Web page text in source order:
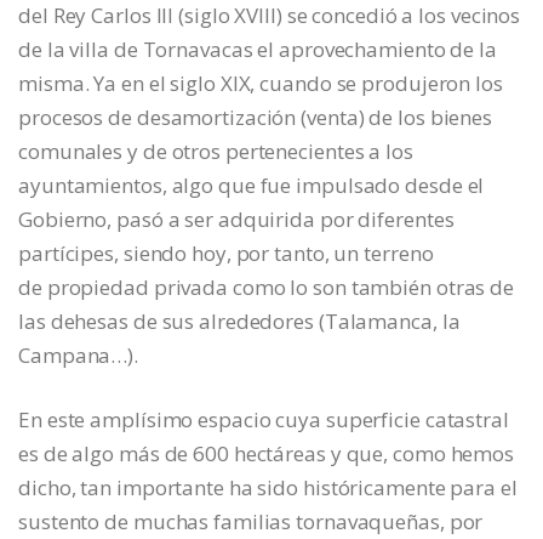
del Rey Carlos III (siglo XVIII) se concedió a los vecinos
de la villa de Tornavacas el aprovechamiento de la
misma. Ya en el siglo XIX, cuando se produjeron los
procesos de desamortización (venta) de los bienes
comunales y de otros pertenecientes a los
ayuntamientos, algo que fue impulsado desde el
Gobierno, pasó a ser adquirida por diferentes
partícipes, siendo hoy, por tanto, un terreno
de propiedad privada como lo son también otras de
las dehesas de sus alrededores (Talamanca, la
Campana…).
En este amplísimo espacio cuya superficie catastral
es de algo más de 600 hectáreas y que, como hemos
dicho, tan importante ha sido históricamente para el
sustento de muchas familias tornavaqueñas, por